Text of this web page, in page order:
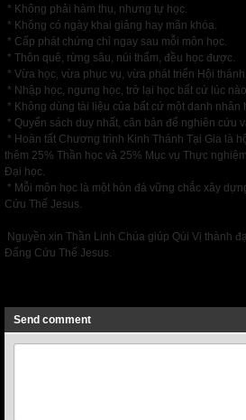
* Không phải hàm thụ, nhưng tự học.
* Không có ngày khai giảng hay mãn khóa.
* Cấp phát chứng chỉ ngay sau mỗi môn học.
* Thôn quê, rừng sâu, núi thẩm, đều học được.
* Vừa học, vừa phục vụ, vừa phát triển Hội thánh.
* Nhập học, ngưng học, trở lại học bất cứ lúc
* Không dùng tài liệu của bất cứ một danh nhân
* Quyển sách duy nhất, căn bản để nghiên cứu
* Hoàn tất Chương trình Kinh Thánh Tại Gia là
thêm 25% Thần học và 25% Mục vụ Thực
Đại học.
* Mỗi môn học là một hòn đá vững chắc xây
Cứu Thế Jesus.
Nguyền xin Thần Linh Chúa giúp Qúi Vị thành
Đấng Cứu Thế Jesus.
Send comment